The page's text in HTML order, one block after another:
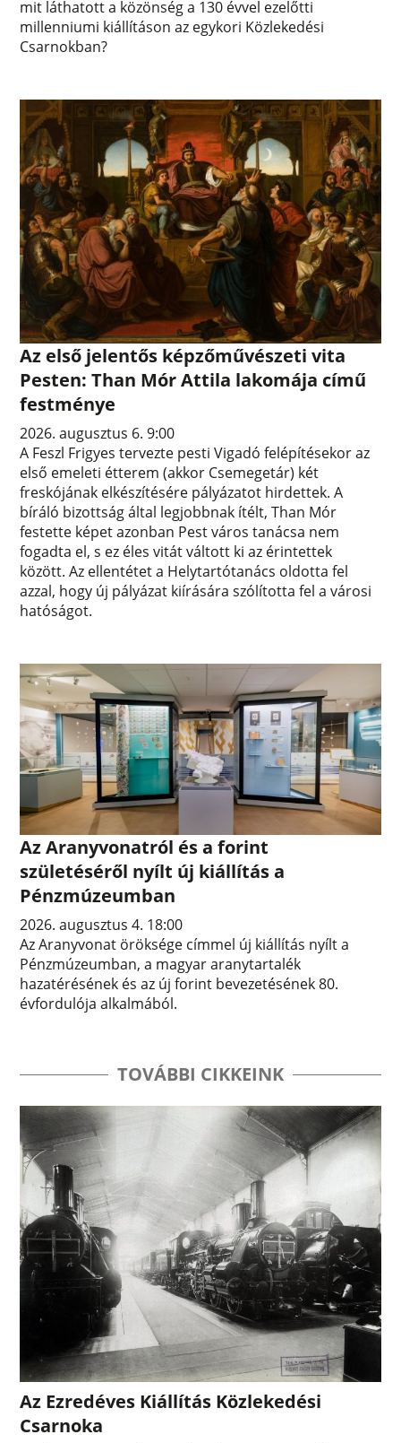
mit láthatott a közönség a 130 évvel ezelőtti
millenniumi kiállításon az egykori Közlekedési
Csarnokban?
Az első jelentős képzőművészeti vita
Pesten: Than Mór Attila lakomája című
festménye
2026. augusztus 6. 9:00
A Feszl Frigyes tervezte pesti Vigadó felépítésekor az
első emeleti étterem (akkor Csemegetár) két
freskójának elkészítésére pályázatot hirdettek. A
bíráló bizottság által legjobbnak ítélt, Than Mór
festette képet azonban Pest város tanácsa nem
fogadta el, s ez éles vitát váltott ki az érintettek
között. Az ellentétet a Helytartótanács oldotta fel
azzal, hogy új pályázat kiírására szólította fel a városi
hatóságot.
Az Aranyvonatról és a forint
születéséről nyílt új kiállítás a
Pénzmúzeumban
2026. augusztus 4. 18:00
Az Aranyvonat öröksége címmel új kiállítás nyílt a
Pénzmúzeumban, a magyar aranytartalék
hazatérésének és az új forint bevezetésének 80.
évfordulója alkalmából.
TOVÁBBI CIKKEINK
Az Ezredéves Kiállítás Közlekedési
Csarnoka